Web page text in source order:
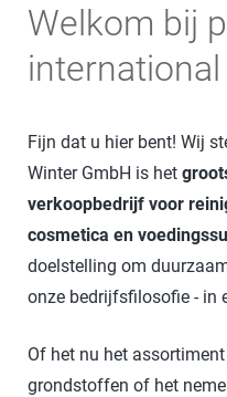
Welkom bij
international
Fijn dat u hier bent! Wij
Winter GmbH is het
verkoopbedrijf voor
cosmetica en
doelstelling om
onze bedrijfsfilosofie - in
Of het nu het
grondstoffen of het